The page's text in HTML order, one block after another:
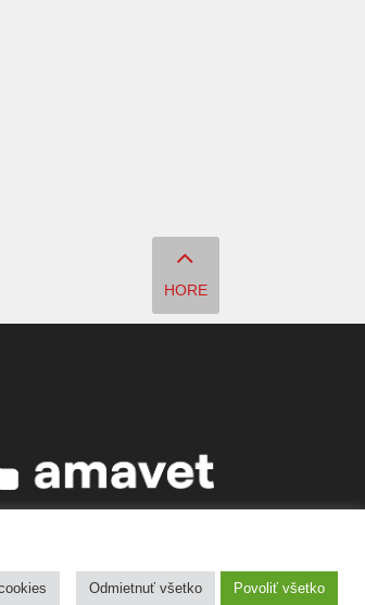
HORE
Odmietnuť všetko Povoliť všetko